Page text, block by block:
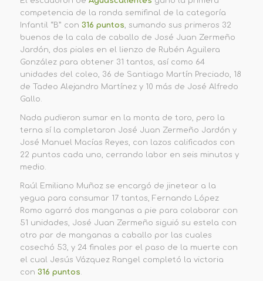
competencia de la ronda semifinal de la categoría
Infantil “B” con 316 puntos , sumando sus primeros 32
buenos de la cala de caballo de José Juan Zermeño
Jardón, dos piales en el lienzo de Rubén Aguilera
González para obtener 31 tantos, así como 64
unidades del coleo, 36 de Santiago Martín Preciado, 18
de Tadeo Alejandro Martínez y 10 más de José Alfredo
Gallo.
Nada pudieron sumar en la monta de toro, pero la
terna sí la completaron José Juan Zermeño Jardón y
José Manuel Macías Reyes, con lazos calificados con
22 puntos cada uno, cerrando labor en seis minutos y
medio.
Raúl Emiliano Muñoz se encargó de jinetear a la
yegua para consumar 17 tantos, Fernando López
Romo agarró dos manganas a pie para colaborar con
51 unidades, José Juan Zermeño siguió su estela con
otro par de manganas a caballo por las cuales
cosechó 53, y 24 finales por el paso de la muerte con
el cual Jesús Vázquez Rangel completó la victoria
con 316 puntos